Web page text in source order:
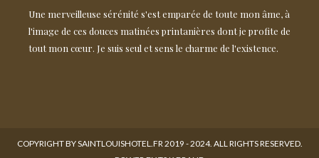
Une merveilleuse sérénité s'est emparée de toute mon âme, à
l'image de ces douces matinées printanières dont je profite de
tout mon cœur. Je suis seul et sens le charme de l'existence.
COPYRIGHT BY SAINTLOUISHOTEL.FR 2019 - 2024. ALL RIGHTS RESERVED.